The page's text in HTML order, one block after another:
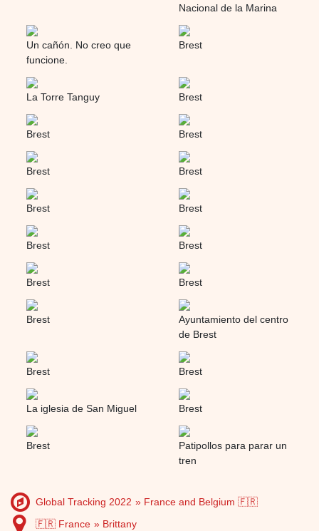
Nacional de la Marina
Un cañón. No creo que
funcione.
Brest
La Torre Tanguy Brest
Brest Brest
Brest Brest
Brest Brest
Brest Brest
Brest Brest
Brest
Ayuntamiento del centro
de Brest
Brest Brest
La iglesia de San Miguel Brest
Brest
Patipollos para parar un
tren
Global Tracking 2022
France and Belgium 🇫🇷
🇫🇷 France
Brittany